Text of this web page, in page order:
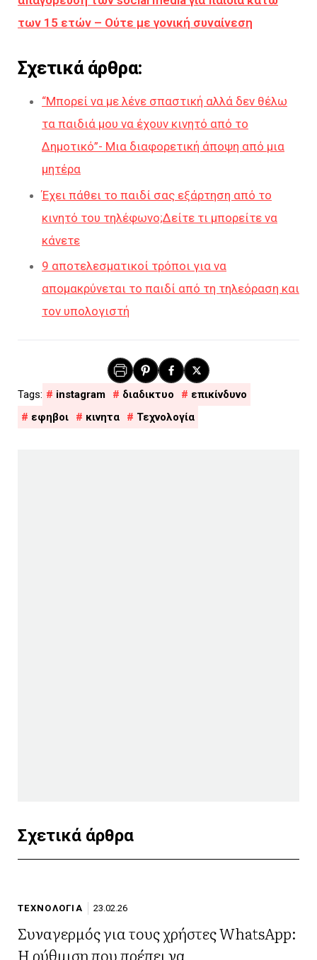
των 15 ετών – Ούτε με γονική συναίνεση
Σχετικά άρθρα:
“Μπορεί να με λένε σπαστική αλλά δεν θέλω
τα παιδιά μου να έχουν κινητό από το
Δημοτικό”- Μια διαφορετική άποψη από μια
μητέρα
Έχει πάθει το παιδί σας εξάρτηση από το
κινητό του τηλέφωνο;Δείτε τι μπορείτε να
κάνετε
9 αποτελεσματικοί τρόποι για να
απομακρύνεται το παιδί από τη τηλεόραση και
τον υπολογιστή
instagram διαδικτυο
επικίνδυνο
εφηβοι
κινητα Τεχνολογία
Σχετικά άρθρα
ΤΕΧΝΟΛΟΓΙΑ 23.02.26
Συναγερμός για τους χρήστες WhatsApp:
Η ρύθμιση που πρέπει να